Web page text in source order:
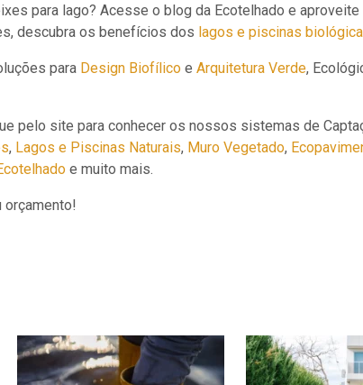
para lago? Acesse o blog da Ecotelhado e aproveite
descubra os benefícios dos lagos e piscinas
para Design Biofílico e Arquitetura Verde,
pelo site para conhecer os nossos sistemas de
, Lagos e Piscinas Naturais, Muro Vegetado,
e muito mais.
orçamento!